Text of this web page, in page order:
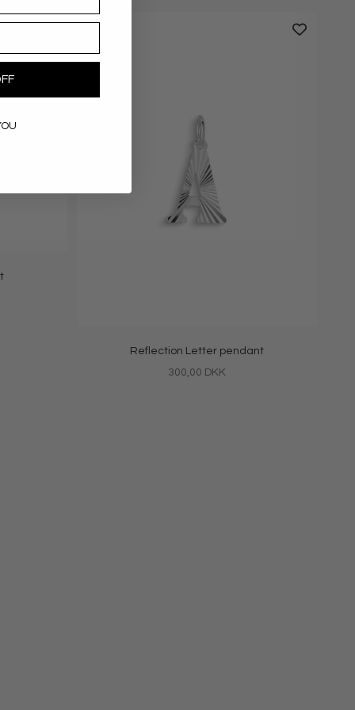
Reflection Letter pendant
Salgspris
300,00 DKK